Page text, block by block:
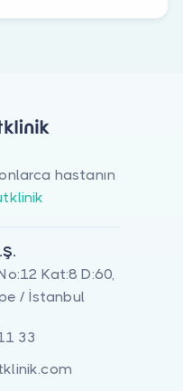
hastanın
Kat:8 D:60,
/ İstanbul
33